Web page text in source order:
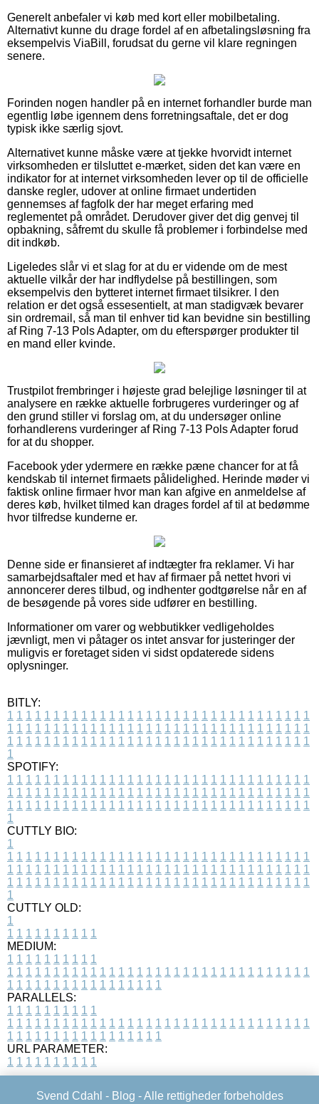
Generelt anbefaler vi køb med kort eller mobilbetaling.
Alternativt kunne du drage fordel af en afbetalingsløsning fra
eksempelvis ViaBill, forudsat du gerne vil klare regningen
senere.
Forinden nogen handler på en internet forhandler burde man
egentlig løbe igennem dens forretningsaftale, det er dog
typisk ikke særlig sjovt.
Alternativet kunne måske være at tjekke hvorvidt internet
virksomheden er tilsluttet e-mærket, siden det kan være en
indikator for at internet virksomheden lever op til de officielle
danske regler, udover at online firmaet undertiden
gennemses af fagfolk der har meget erfaring med
reglementet på området. Derudover giver det dig genvej til
opbakning, såfremt du skulle få problemer i forbindelse med
dit indkøb.
Ligeledes slår vi et slag for at du er vidende om de mest
aktuelle vilkår der har indflydelse på bestillingen, som
eksempelvis den bytteret internet firmaet tilsikrer. I den
relation er det også essesentielt, at man stadigvæk bevarer
sin ordremail, så man til enhver tid kan bevidne sin bestilling
af Ring 7-13 Pols Adapter, om du efterspørger produkter til
en mand eller kvinde.
Trustpilot frembringer i højeste grad belejlige løsninger til at
analysere en række aktuelle forbrugeres vurderinger og af
den grund stiller vi forslag om, at du undersøger online
forhandlerens vurderinger af Ring 7-13 Pols Adapter forud
for at du shopper.
Facebook yder ydermere en række pæne chancer for at få
kendskab til internet firmaets pålidelighed. Herinde møder vi
faktisk online firmaer hvor man kan afgive en anmeldelse af
deres køb, hvilket tilmed kan drages fordel af til at bedømme
hvor tilfredse kunderne er.
Denne side er finansieret af indtægter fra reklamer. Vi har
samarbejdsaftaler med et hav af firmaer på nettet hvori vi
annoncerer deres tilbud, og indhenter godtgørelse når en af
de besøgende på vores side udfører en bestilling.
Informationer om varer og webbutikker vedligeholdes
jævnligt, men vi påtager os intet ansvar for justeringer der
muligvis er foretaget siden vi sidst opdaterede sidens
oplysninger.
BITLY:
1 1 1 1 1 1 1 1 1 1 1 1 1 1 1 1 1 1 1 1 1 1 1 1 1 1 1 1 1 1 1 1 1
1 1 1 1 1 1 1 1 1 1 1 1 1 1 1 1 1 1 1 1 1 1 1 1 1 1 1 1 1 1 1 1 1
1 1 1 1 1 1 1 1 1 1 1 1 1 1 1 1 1 1 1 1 1 1 1 1 1 1 1 1 1 1 1 1 1
1
SPOTIFY:
1 1 1 1 1 1 1 1 1 1 1 1 1 1 1 1 1 1 1 1 1 1 1 1 1 1 1 1 1 1 1 1 1
1 1 1 1 1 1 1 1 1 1 1 1 1 1 1 1 1 1 1 1 1 1 1 1 1 1 1 1 1 1 1 1 1
1 1 1 1 1 1 1 1 1 1 1 1 1 1 1 1 1 1 1 1 1 1 1 1 1 1 1 1 1 1 1 1 1
1
CUTTLY BIO:
1
1 1 1 1 1 1 1 1 1 1 1 1 1 1 1 1 1 1 1 1 1 1 1 1 1 1 1 1 1 1 1 1 1
1 1 1 1 1 1 1 1 1 1 1 1 1 1 1 1 1 1 1 1 1 1 1 1 1 1 1 1 1 1 1 1 1
1 1 1 1 1 1 1 1 1 1 1 1 1 1 1 1 1 1 1 1 1 1 1 1 1 1 1 1 1 1 1 1 1
1
CUTTLY OLD:
1
1 1 1 1 1 1 1 1 1 1
MEDIUM:
1 1 1 1 1 1 1 1 1 1
1 1 1 1 1 1 1 1 1 1 1 1 1 1 1 1 1 1 1 1 1 1 1 1 1 1 1 1 1 1 1 1 1
1 1 1 1 1 1 1 1 1 1 1 1 1 1 1 1 1
PARALLELS:
1 1 1 1 1 1 1 1 1 1
1 1 1 1 1 1 1 1 1 1 1 1 1 1 1 1 1 1 1 1 1 1 1 1 1 1 1 1 1 1 1 1 1
1 1 1 1 1 1 1 1 1 1 1 1 1 1 1 1 1
URL PARAMETER:
1 1 1 1 1 1 1 1 1 1
Svend Cdahl - Blog - Alle rettigheder forbeholdes